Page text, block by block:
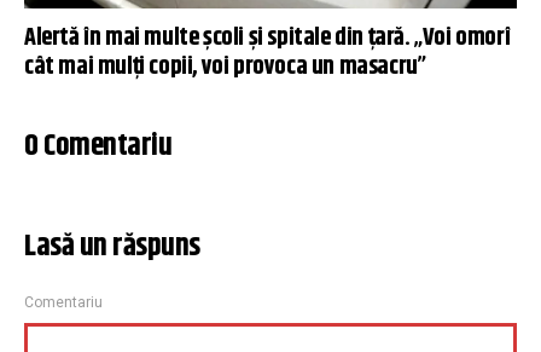
Alertă în mai multe școli și spitale din țară. „Voi omorî
cât mai mulţi copii, voi provoca un masacru”
0 Comentariu
Lasă un răspuns
Comentariu